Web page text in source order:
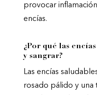
provocar
encías.
¿Por qué las
y sangrar?
Las encías
rosado pálido y una